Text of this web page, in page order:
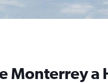
Monterrey a